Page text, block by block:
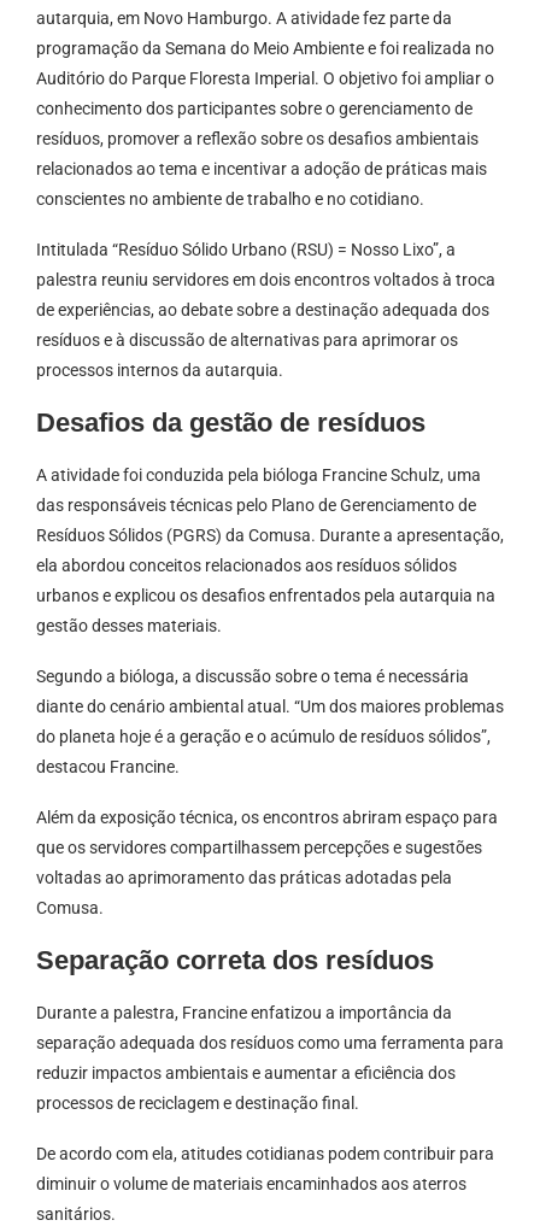
autarquia, em Novo Hamburgo. A atividade fez parte da
programação da Semana do Meio Ambiente e foi realizada no
Auditório do Parque Floresta Imperial. O objetivo foi ampliar o
conhecimento dos participantes sobre o gerenciamento de
resíduos, promover a reflexão sobre os desafios ambientais
relacionados ao tema e incentivar a adoção de práticas mais
conscientes no ambiente de trabalho e no cotidiano.
Intitulada “Resíduo Sólido Urbano (RSU) = Nosso Lixo”, a
palestra reuniu servidores em dois encontros voltados à troca
de experiências, ao debate sobre a destinação adequada dos
resíduos e à discussão de alternativas para aprimorar os
processos internos da autarquia.
Desafios da gestão de resíduos
A atividade foi conduzida pela bióloga Francine Schulz, uma
das responsáveis técnicas pelo Plano de Gerenciamento de
Resíduos Sólidos (PGRS) da Comusa. Durante a apresentação,
ela abordou conceitos relacionados aos resíduos sólidos
urbanos e explicou os desafios enfrentados pela autarquia na
gestão desses materiais.
Segundo a bióloga, a discussão sobre o tema é necessária
diante do cenário ambiental atual. “Um dos maiores problemas
do planeta hoje é a geração e o acúmulo de resíduos sólidos”,
destacou Francine.
Além da exposição técnica, os encontros abriram espaço para
que os servidores compartilhassem percepções e sugestões
voltadas ao aprimoramento das práticas adotadas pela
Comusa.
Separação correta dos resíduos
Durante a palestra, Francine enfatizou a importância da
separação adequada dos resíduos como uma ferramenta para
reduzir impactos ambientais e aumentar a eficiência dos
processos de reciclagem e destinação final.
De acordo com ela, atitudes cotidianas podem contribuir para
diminuir o volume de materiais encaminhados aos aterros
sanitários.